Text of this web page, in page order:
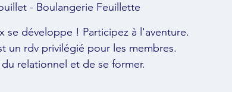
- Boulangerie Feuillette
se développe ! Participez à l'aventure.
un rdv privilégié pour les membres.
relationnel et de se former.